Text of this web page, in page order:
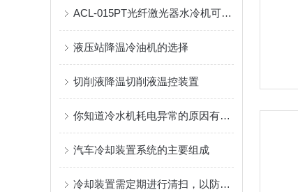
ACL-015PT光纤激光器水冷机可选固定温度或可调温差调节方式
液压站降温冷油机的选择
切削液降温切削液温控装置
你知道冷水机耗电异常的原因有哪些吗？
汽车冷却装置系统的主要组成
冷却装置需定期进行清扫，以防形成堵塞而降低冷却能力